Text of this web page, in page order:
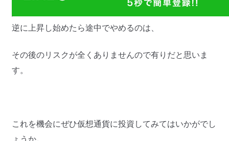
逆に上昇し始めたら途中でやめるのは、
その後のリスクが全くありませんので有りだと思いま
す。
これを機会にぜひ仮想通貨に投資してみてはいかがでし